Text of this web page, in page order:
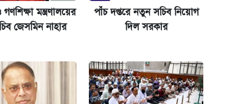
কেজি ৪০০
মন্ত্রণালয়ের
জেসমিন নাহার
পাঁচ দপ্তরে নতুন সচিব নিয়োগ
দিল সরকার